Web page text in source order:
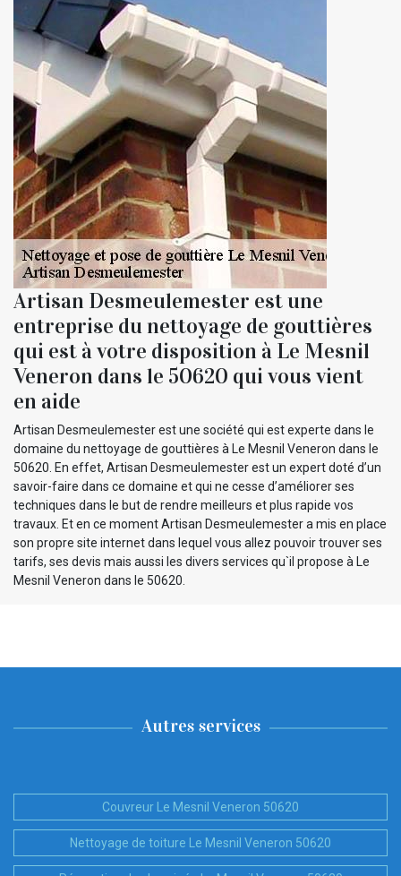
Artisan Desmeulemester est une
entreprise du nettoyage de gouttières
qui est à votre disposition à Le Mesnil
Veneron dans le 50620 qui vous vient
en aide
Artisan Desmeulemester est une société qui est experte dans le
domaine du nettoyage de gouttières à Le Mesnil Veneron dans le
50620. En effet, Artisan Desmeulemester est un expert doté d’un
savoir-faire dans ce domaine et qui ne cesse d’améliorer ses
techniques dans le but de rendre meilleurs et plus rapide vos
travaux. Et en ce moment Artisan Desmeulemester a mis en place
son propre site internet dans lequel vous allez pouvoir trouver ses
tarifs, ses devis mais aussi les divers services qu`il propose à Le
Mesnil Veneron dans le 50620.
Autres services
Couvreur Le Mesnil Veneron 50620
Nettoyage de toiture Le Mesnil Veneron 50620